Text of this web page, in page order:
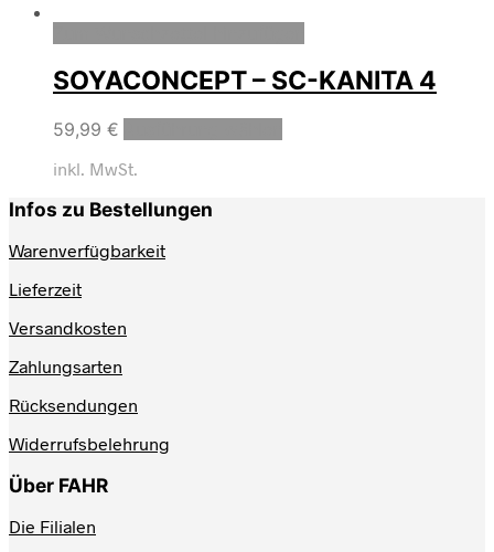
SOYACONCEPT – SC-KANITA 4
59,99 €
inkl. MwSt.
Infos zu Bestellungen
Warenverfügbarkeit
Lieferzeit
Versandkosten
Zahlungsarten
Rücksendungen
Widerrufsbelehrung
Über FAHR
Die Filialen